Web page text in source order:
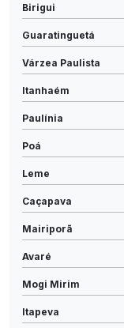
Birigui
Guaratinguetá
Várzea Paulista
Itanhaém
Paulínia
Poá
Leme
Caçapava
Mairiporã
Avaré
Mogi Mirim
Itapeva